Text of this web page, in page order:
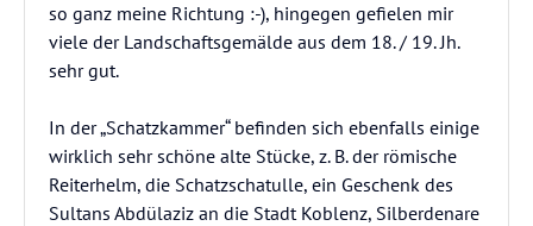
so ganz meine Richtung :-), hingegen gefielen mir
viele der Landschaftsgemälde aus dem 18. / 19. Jh.
sehr gut.
In der „Schatzkammer“ befinden sich ebenfalls einige
wirklich sehr schöne alte Stücke, z. B. der römische
Reiterhelm, die Schatzschatulle, ein Geschenk des
Sultans Abdülaziz an die Stadt Koblenz, Silberdenare